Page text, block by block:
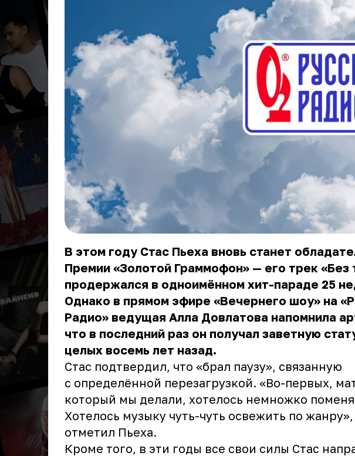
В этом году Стас Пьеха вновь станет
Премии «Золотой Граммофон» — его трек «Без
продержался в одноимённом хит-параде 25
Однако в прямом эфире «Вечернего шоу» на
Радио» ведущая Алла Довлатова напомнила
что в последний раз он получал заветную
целых восемь лет назад.
Стас подтвердил, что «брал паузу», связанную
с определённой перезагрузкой. «Во-первых,
который мы делали, хотелось немножко
Хотелось музыку чуть-чуть освежить по
отметил Пьеха.
Кроме того, в эти годы все свои силы Стас